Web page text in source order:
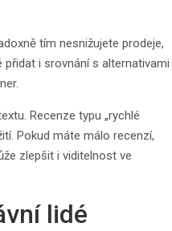
tím nesnižujete prodeje,
přidat i srovnání s alternativami
Recenze typu „rychlé
Pokud máte málo recenzí,
zlepšit i viditelnost ve
lidé